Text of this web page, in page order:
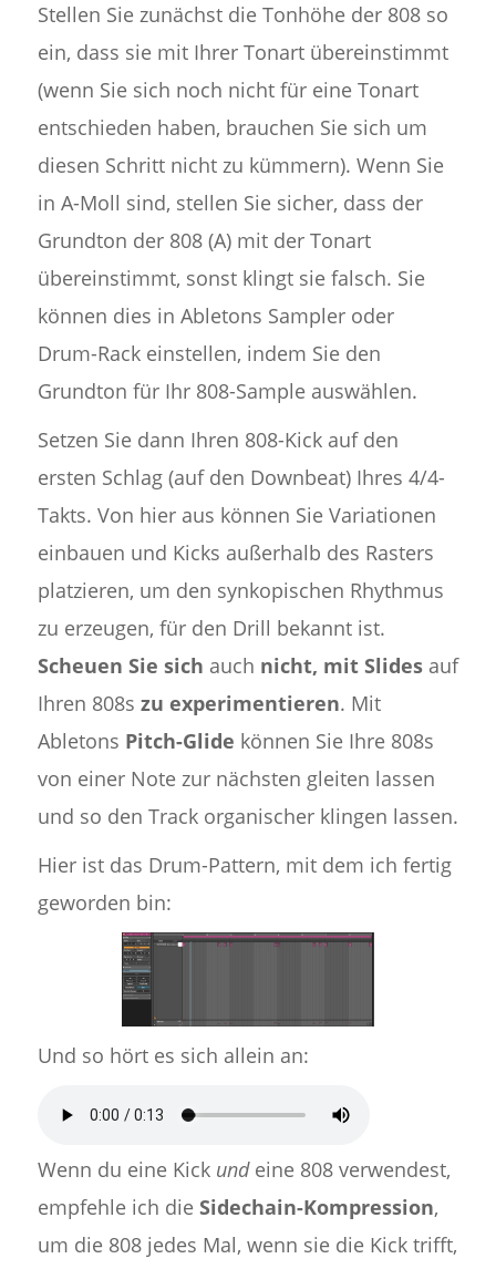
Stellen Sie zunächst die Tonhöhe der 808 so
ein, dass sie mit Ihrer Tonart übereinstimmt
(wenn Sie sich noch nicht für eine Tonart
entschieden haben, brauchen Sie sich um
diesen Schritt nicht zu kümmern). Wenn Sie
in A-Moll sind, stellen Sie sicher, dass der
Grundton der 808 (A) mit der Tonart
übereinstimmt, sonst klingt sie falsch. Sie
können dies in Abletons Sampler oder
Drum-Rack einstellen, indem Sie den
Grundton für Ihr 808-Sample auswählen.
Setzen Sie dann Ihren 808-Kick auf den
ersten Schlag (auf den Downbeat) Ihres 4/4-
Takts. Von hier aus können Sie Variationen
einbauen und Kicks außerhalb des Rasters
platzieren, um den synkopischen Rhythmus
zu erzeugen, für den Drill bekannt ist.
Scheuen Sie sich auch nicht, mit Slidesauf
Ihren 808s zu experimentieren. Mit
Abletons Pitch-Glide können Sie Ihre 808s
von einer Note zur nächsten gleiten lassen
und so den Track organischer klingen lassen.
Hier ist das Drum-Pattern, mit dem ich fertig
geworden bin:
Und so hört es sich allein an:
Wenn du eine Kick undeine 808 verwendest,
empfehle ich die Sidechain-Kompression,
um die 808 jedes Mal, wenn sie die Kick trifft,